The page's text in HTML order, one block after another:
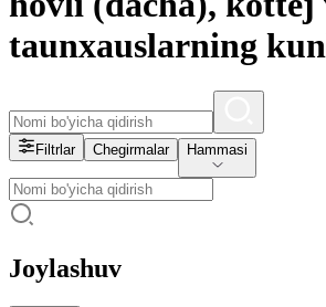
taunxauslarning
Filtrlar Chegirmalar Hammasi
Joylashuv